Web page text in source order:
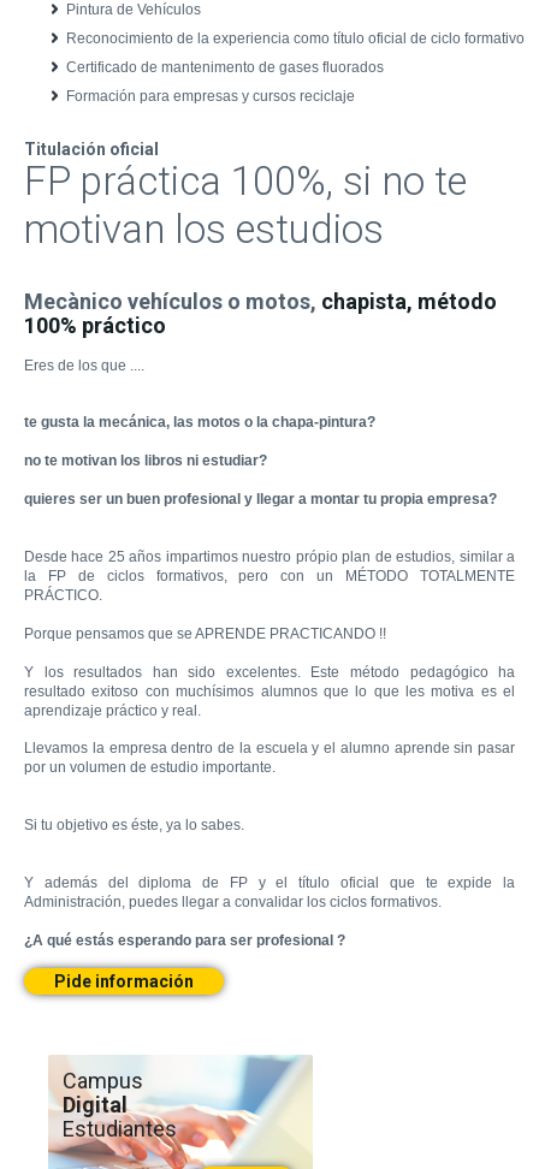
Pintura de Vehículos
Reconocimiento de la experiencia como título oficial de ciclo formativo
Certificado de mantenimento de gases fluorados
Formación para empresas y cursos reciclaje
Titulación oficial
FP práctica 100%, si no te
motivan los estudios
Mecànico vehículos o motos, chapista, método
100% práctico
Eres de los que ....
te gusta la mecánica, las motos o la chapa-pintura?
no te motivan los libros ni estudiar?
quieres ser un buen profesional y llegar a montar tu propia empresa?
Desde hace 25 años impartimos nuestro própio plan de estudios, similar a
la
FP de ciclos formativos, pero con un MÉTODO
TOTALMENTE
PRÁCTICO.
Porque pensamos que se APRENDE PRACTICANDO !!
Y los resultados han sido excelentes. Este método
pedagógico ha
resultado exitoso con muchísimos alumnos que lo que les motiva es el
aprendizaje práctico y real .
Llevamos la empresa dentro de la escuela y el alumno aprende sin pasar
por un volumen de estudio importante.
Si tu objetivo es éste, ya lo sabes.
Y además del diploma de FP y el título oficial que te expide
la
Administración, puedes llegar a convalidar los ciclos formativos.
¿A qué estás esperando para ser profesional ?
Pide información
Campus
Digital
Estudiantes